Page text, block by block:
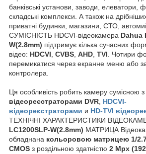
банківські установи, заводи, елеватори,
складські комплекси. А також на
приватні будинки, магазини, СТО,
СУМІСНІСТЬ HDCVI-відеокамера Dahua
W(2.8mm) підтримує кілька сучасних
відео: HDCVI, CVBS, AHD, TVI. Чотири
перемикатися через екранне меню або
контролера.
Ця особливість робить камеру сумісною з
відеореєстраторами DVR, HDCVI-
відеореєстраторами и HD-TVI
ТЕХНІЧНІ ХАРАКТЕРИСТИКИ
LC1200SLP-W(2.8mm) МАТРИЦА
обладнана кольоровою матрицею 1/
CMOS з роздільною здатністю 2 Mpx